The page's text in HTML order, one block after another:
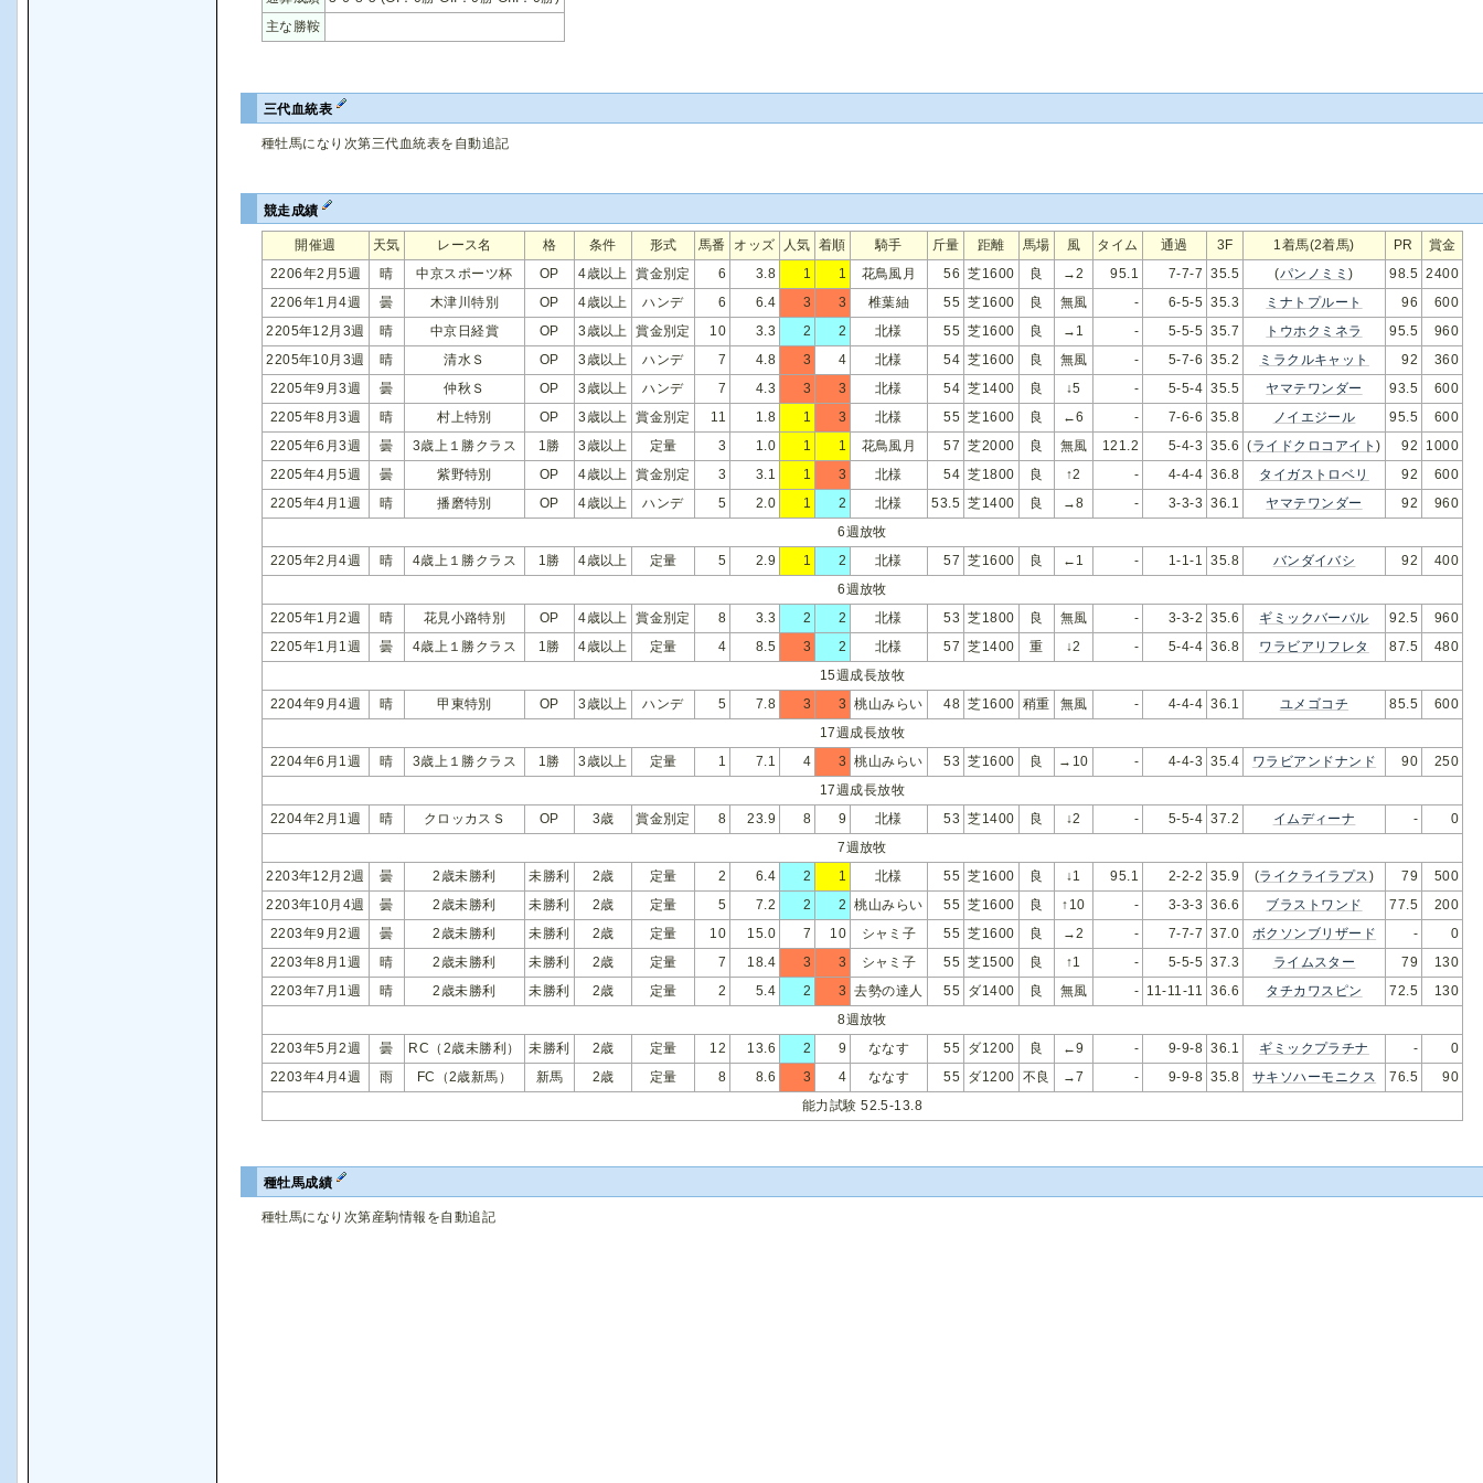
主な勝鞍
三代血統表
種牡馬になり次第三代血統表を自動追記
競走成績
開催週 天気 レース名 格 条件 形式 馬番 オッズ 人気 着順 騎手 斤量 距離 馬場 風 タイム 通過 3F 1着馬(2着馬) PR
賞金
2206年2月5週
晴 中京スポーツ杯 OP 4歳以上 賞金別定 6 3.8 1 1 花鳥風月 56 芝1600 良 →2 95.1 7-7-7 35.5 (パンノミミ) 98.5 2400
2206年1月4週
曇 木津川特別 OP 4歳以上 ハンデ 6 6.4 3 3 椎葉紬 55 芝1600 良 無風 - 6-5-5 35.3 ミナトプルート 96
600
2205年12月3週
晴 中京日経賞 OP 3歳以上 賞金別定 10 3.3 2 2 北様 55 芝1600 良 →1 - 5-5-5 35.7 トウホクミネラ 95.5
960
2205年10月3週
晴 清水Ｓ OP 3歳以上 ハンデ 7 4.8 3 4 北様 54 芝1600 良 無風 - 5-7-6 35.2 ミラクルキャット 92
360
2205年9月3週
曇 仲秋Ｓ OP 3歳以上 ハンデ 7 4.3 3 3 北様 54 芝1400 良 ↓5 - 5-5-4 35.5 ヤマテワンダー 93.5
600
2205年8月3週
晴 村上特別 OP 3歳以上 賞金別定 11 1.8 1 3 北様 55 芝1600 良 ←6 - 7-6-6 35.8 ノイエジール 95.5
600
2205年6月3週
曇 3歳上１勝クラス 1勝 3歳以上 定量 3 1.0 1 1 花鳥風月 57 芝2000 良 無風 121.2 5-4-3 35.6 (ライドクロコアイト) 92
1000
2205年4月5週
曇 紫野特別 OP 4歳以上 賞金別定 3 3.1 1 3 北様 54 芝1800 良 ↑2 - 4-4-4 36.8 タイガストロベリ 92
600
2205年4月1週
晴 播磨特別 OP 4歳以上 ハンデ 5 2.0 1 2 北様 53.5 芝1400 良 →8 - 3-3-3 36.1 ヤマテワンダー 92
960
6週放牧
2205年2月4週
晴 4歳上１勝クラス 1勝 4歳以上 定量 5 2.9 1 2 北様 57 芝1600 良 ←1 - 1-1-1 35.8 バンダイバシ 92
400
6週放牧
2205年1月2週
晴 花見小路特別 OP 4歳以上 賞金別定 8 3.3 2 2 北様 53 芝1800 良 無風 - 3-3-2 35.6 ギミックバーバル 92.5
960
2205年1月1週
曇 4歳上１勝クラス 1勝 4歳以上 定量 4 8.5 3 2 北様 57 芝1400 重 ↓2 - 5-4-4 36.8 ワラビアリフレタ 87.5
480
15週成長放牧
2204年9月4週
晴 甲東特別 OP 3歳以上 ハンデ 5 7.8 3 3 桃山みらい 48 芝1600 稍重 無風 - 4-4-4 36.1 ユメゴコチ 85.5
600
17週成長放牧
2204年6月1週
晴 3歳上１勝クラス 1勝 3歳以上 定量 1 7.1 4 3 桃山みらい 53 芝1600 良 →10 - 4-4-3 35.4 ワラビアンドナンド 90
250
17週成長放牧
2204年2月1週
晴 クロッカスＳ OP 3歳 賞金別定 8 23.9 8 9 北様 53 芝1400 良 ↓2 - 5-5-4 37.2 イムディーナ -
0
7週放牧
2203年12月2週
曇 2歳未勝利 未勝利 2歳 定量 2 6.4 2 1 北様 55 芝1600 良 ↓1 95.1 2-2-2 35.9 (ライクライラプス) 79
500
2203年10月4週
曇 2歳未勝利 未勝利 2歳 定量 5 7.2 2 2 桃山みらい 55 芝1600 良 ↑10 - 3-3-3 36.6 ブラストワンド 77.5
200
2203年9月2週
曇 2歳未勝利 未勝利 2歳 定量 10 15.0 7 10 シャミ子 55 芝1600 良 →2 - 7-7-7 37.0 ボクソンブリザード -
0
2203年8月1週
晴 2歳未勝利 未勝利 2歳 定量 7 18.4 3 3 シャミ子 55 芝1500 良 ↑1 - 5-5-5 37.3 ライムスター 79
130
2203年7月1週
晴 2歳未勝利 未勝利 2歳 定量 2 5.4 2 3 去勢の達人 55 ダ1400 良 無風 - 11-11-11 36.6 タチカワスピン 72.5
130
8週放牧
2203年5月2週
曇 RC（2歳未勝利） 未勝利 2歳 定量 12 13.6 2 9 ななす 55 ダ1200 良 ←9 - 9-9-8 36.1 ギミックプラチナ -
0
2203年4月4週
雨 FC（2歳新馬） 新馬 2歳 定量 8 8.6 3 4 ななす 55 ダ1200 不良 →7 - 9-9-8 35.8 サキソハーモニクス 76.5
90
能力試験 52.5-13.8
種牡馬成績
種牡馬になり次第産駒情報を自動追記